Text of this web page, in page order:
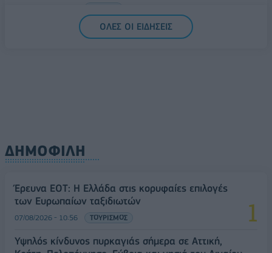
ΟΛΕΣ ΟΙ ΕΙΔΗΣΕΙΣ
ΔΗΜΟΦΙΛΗ
Έρευνα ΕΟΤ: Η Ελλάδα στις κορυφαίες επιλογές
των Ευρωπαίων ταξιδιωτών
07/08/2026 - 10:56 ΤΟΥΡΙΣΜΟΣ
Υψηλός κίνδυνος πυρκαγιάς σήμερα σε Αττική,